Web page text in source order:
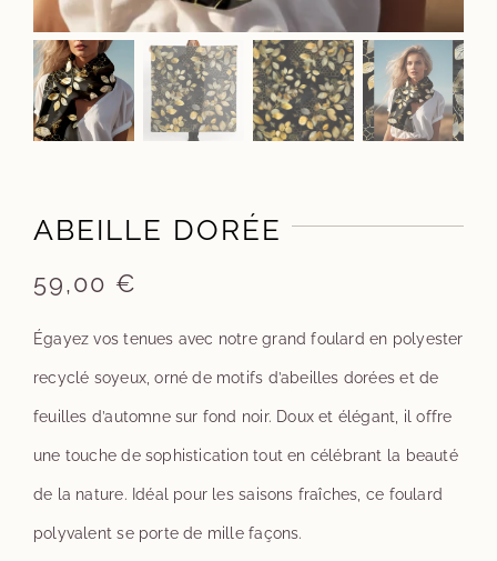
ABEILLE DORÉE
59,00 €
Égayez vos tenues avec notre grand foulard en polyester
recyclé soyeux, orné de motifs d’abeilles dorées et de
feuilles d’automne sur fond noir. Doux et élégant, il offre
une touche de sophistication tout en célébrant la beauté
de la nature. Idéal pour les saisons fraîches, ce foulard
polyvalent se porte de mille façons.